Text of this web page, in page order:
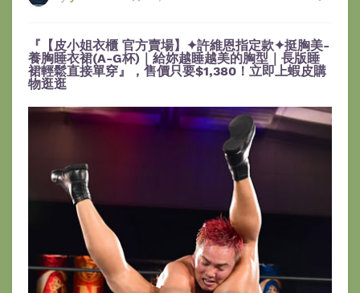
『【皮小姐衣櫃 官方賣場】✦許維恩指定款✦挺胸美-
養胸睡衣裙(A-G杯)｜給妳越睡越美的胸型｜長版睡
裙輕鬆直接單穿』，售價只要$1,380！立即上蝦皮購
物逛逛